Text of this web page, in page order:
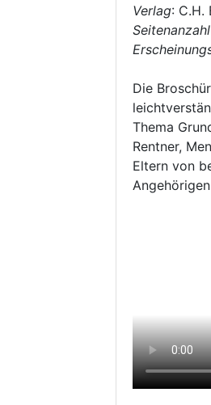
Verlag: C.H.
Seitenanzahl
Die
Thema
Rentner,
Eltern von